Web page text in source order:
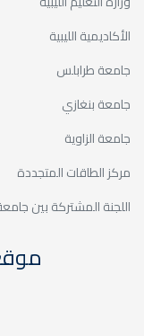
الأكاديمية الليبية
جامعة طرابلس
جامعة بنغازي
جامعة الزاوية
مركز الطاقات المتجددة
اللجنة المشتركة بين